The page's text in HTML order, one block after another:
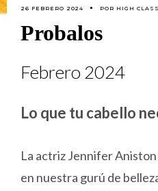
26 FEBRERO 2024 POR HIGH CLASS
Probalos
Febrero 2024
Lo que tu cabello
La actriz Jennifer
en nuestra gurú de